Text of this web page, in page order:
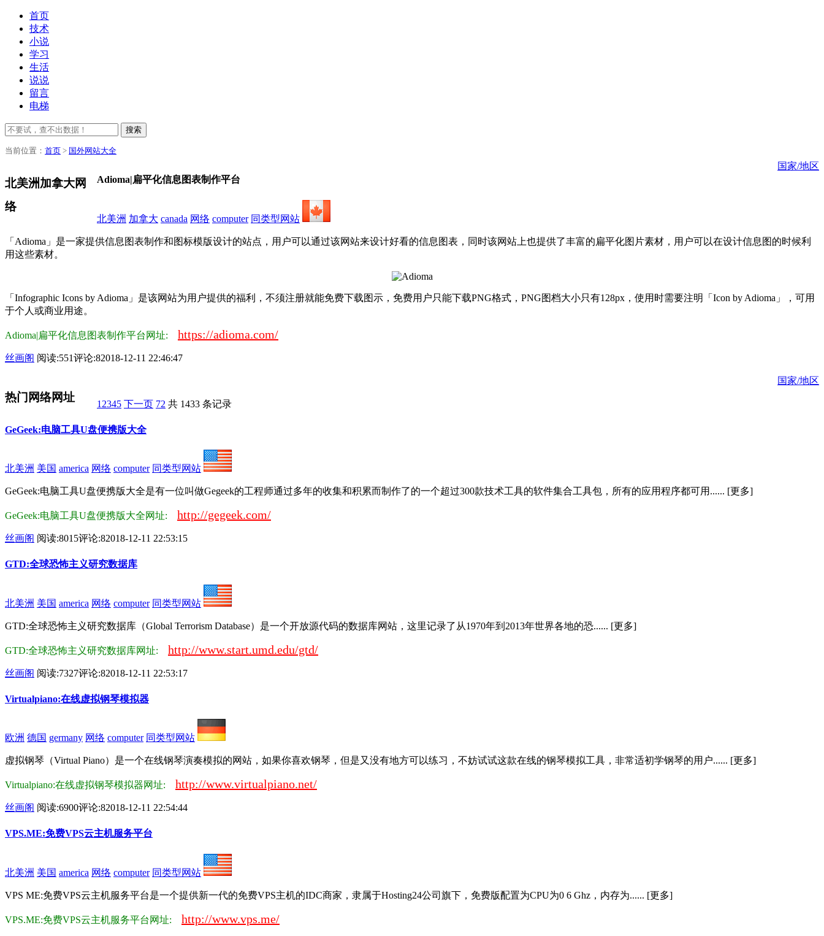
首页
技术
小说
学习
生活
说说
留言
电梯
搜索
当前位置： 首页 > 国外网站大全
北美洲加拿大网
络
国家/地区
Adioma|扁平化信息图表制作平台
北美洲 加拿大 canada 网络 computer 同类型网站
「Adioma」是一家提供信息图表制作和图标模版设计的站点，用户可以通过该网站来设计好看的信息图表，同时该网站上也提供了丰富的扁平化图片素材，用户可以在设计信息图的时候利
用这些素材。
「Infographic Icons by Adioma」是该网站为用户提供的福利，不须注册就能免费下载图示，免费用户只能下载PNG格式，PNG图档大小只有128px，使用时需要注明「Icon by Adioma」，可用
于个人或商业用途。
Adioma|扁平化信息图表制作平台网址: https://adioma.com/
丝画阁 阅读:551评论:82018-12-11 22:46:47
热门网络网址
国家/地区
1 2345 下一页 72 共 1433 条记录
GeGeek:电脑工具U盘便携版大全
北美洲 美国 america 网络 computer 同类型网站
GeGeek:电脑工具U盘便携版大全是有一位叫做Gegeek的工程师通过多年的收集和积累而制作了的一个超过300款技术工具的软件集合工具包，所有的应用程序都可用...... [更多]
GeGeek:电脑工具U盘便携版大全网址: http://gegeek.com/
丝画阁 阅读:8015评论:82018-12-11 22:53:15
GTD:全球恐怖主义研究数据库
北美洲 美国 america 网络 computer 同类型网站
GTD:全球恐怖主义研究数据库（Global Terrorism Database）是一个开放源代码的数据库网站，这里记录了从1970年到2013年世界各地的恐...... [更多]
GTD:全球恐怖主义研究数据库网址: http://www.start.umd.edu/gtd/
丝画阁 阅读:7327评论:82018-12-11 22:53:17
Virtualpiano:在线虚拟钢琴模拟器
欧洲 德国 germany 网络 computer 同类型网站
虚拟钢琴（Virtual Piano）是一个在线钢琴演奏模拟的网站，如果你喜欢钢琴，但是又没有地方可以练习，不妨试试这款在线的钢琴模拟工具，非常适初学钢琴的用户...... [更多]
Virtualpiano:在线虚拟钢琴模拟器网址: http://www.virtualpiano.net/
丝画阁 阅读:6900评论:82018-12-11 22:54:44
VPS.ME:免费VPS云主机服务平台
北美洲 美国 america 网络 computer 同类型网站
VPS ME:免费VPS云主机服务平台是一个提供新一代的免费VPS主机的IDC商家，隶属于Hosting24公司旗下，免费版配置为CPU为0 6 Ghz，内存为...... [更多]
VPS.ME:免费VPS云主机服务平台网址: http://www.vps.me/